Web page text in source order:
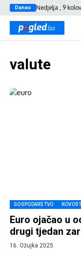
Danas Nedjelja , 9
valute
GOSPODARSTVO
Euro ojačao u
drugi tjedan
16. Ožujka 2025.